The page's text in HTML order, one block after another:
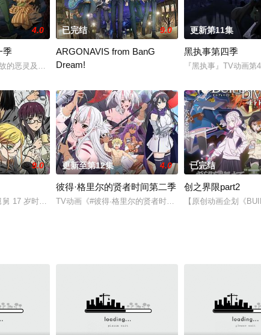
魔法律执行人六冰透及其助手草野次郎，一直以来都有为恶灵所困扰的
4.0
季
的恶灵及死灵处以刑罚并送往黄泉。拥有这种能力的天才正是魔法律执行
已完结 9.0
ARGONAVIS from BanG
Dream!
电视动画《ARGONAVIS from BanG Dream!》改编自同
更新第11集
黑执事第四季
『黑执事』TV动画第
本来是天敌关系的他们却成为了“秘密的朋友”，并且他们在跨
9.0
17 岁时被卡车撞上，从此陷入昏迷。17 年后他奇迹苏醒，敬文去医院
更新至第12集 4.0
彼得·格里尔的贤者时间第二季
TV动画《#彼得·格里尔的贤者时间#》第二季 制作决定！
已完结
创之界限part2
【原创动画企划《